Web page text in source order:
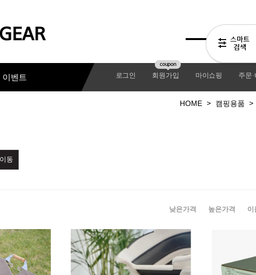
이벤트 로그인 회원가입
coupon
마이쇼핑 주문
HOME > 캠핑용품 >
이동
낮은가격 높은가격 이